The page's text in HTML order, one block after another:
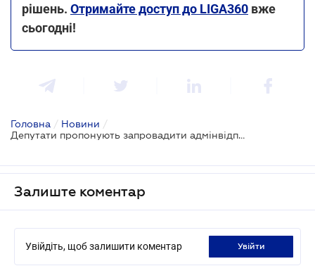
рішень. Отримайте доступ до LIGA360 вже
сьогодні!
Головна / Новини /
Депутати пропонують запровадити адмінвідповідальність за недотримання вимог щодо локалізації у сфері публічних закупівель
Залиште коментар
Увійдіть, щоб залишити коментар увійти